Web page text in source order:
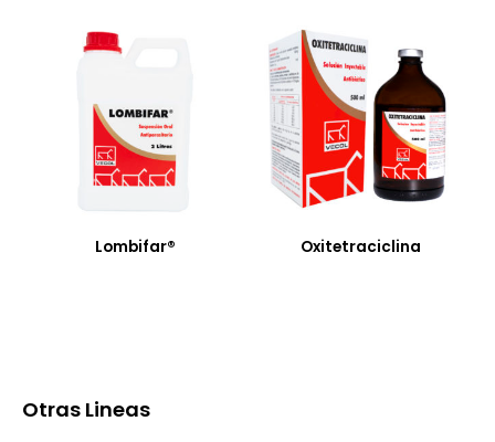
Lombifar® Oxitetraciclina
Otras Lineas